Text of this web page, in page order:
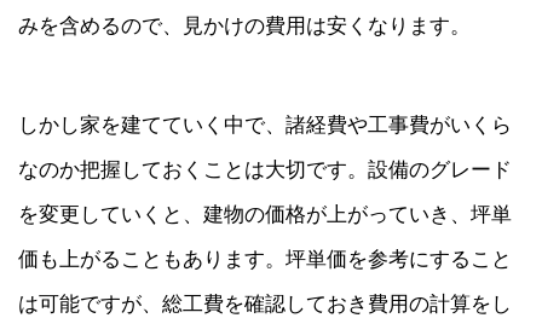
みを含めるので、見かけの費用は安くなります。
しかし家を建てていく中で、諸経費や工事費がいくら
なのか把握しておくことは大切です。設備のグレード
を変更していくと、建物の価格が上がっていき、坪単
価も上がることもあります。坪単価を参考にすること
は可能ですが、総工費を確認しておき費用の計算をし